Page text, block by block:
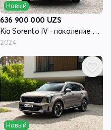
Новый
636 900 000 UZS
Kia Sorento IV - поколение рестайлинг
2024
Новый